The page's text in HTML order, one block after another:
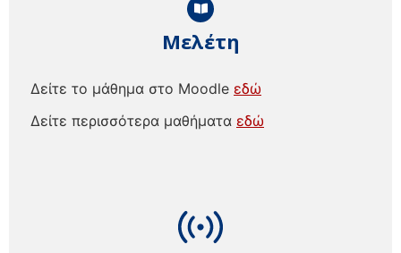
Μελέτη
Δείτε το μάθημα στο Moodle εδώ
Δείτε περισσότερα μαθήματα εδώ